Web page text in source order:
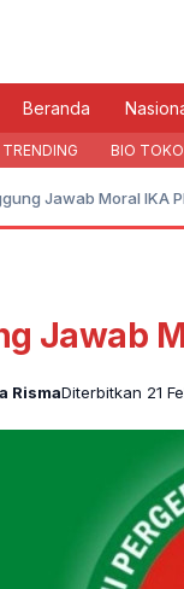
Beranda
TRENDING BIO
Jawab Moral IKA
Jawab
RismaDiterbitkan 21